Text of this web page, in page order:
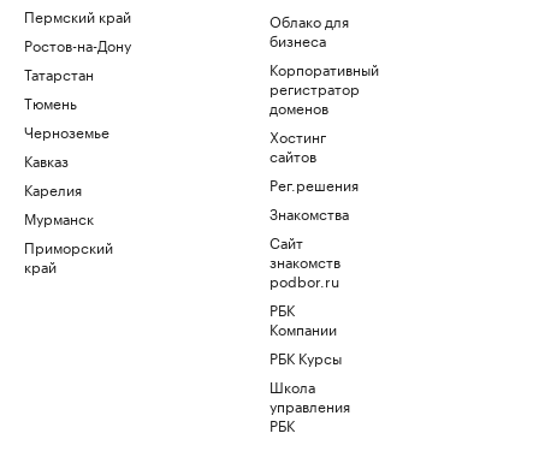
Пермский край
Ростов-на-Дону
Татарстан
Тюмень
Черноземье
Кавказ
Карелия
Мурманск
Приморский
край
Облако для
бизнеса
Корпоративный
регистратор
доменов
Хостинг
сайтов
Рег.решения
Знакомства
Сайт
знакомств
podbor.ru
РБК
Компании
РБК Курсы
Школа
управления
РБК